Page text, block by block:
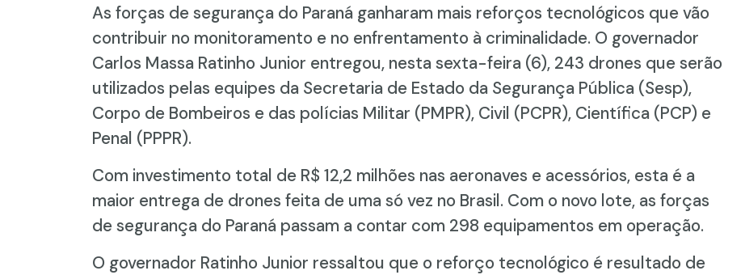
As forças de segurança do Paraná ganharam mais reforços tecnológicos que vão
contribuir no monitoramento e no enfrentamento à criminalidade. O governador
Carlos Massa Ratinho Junior entregou, nesta sexta-feira (6), 243 drones que serão
utilizados pelas equipes da Secretaria de Estado da Segurança Pública (Sesp),
Corpo de Bombeiros e das polícias Militar (PMPR), Civil (PCPR), Científica (PCP) e
Penal (PPPR).
Com investimento total de R$ 12,2 milhões nas aeronaves e acessórios, esta é a
maior entrega de drones feita de uma só vez no Brasil. Com o novo lote, as forças
de segurança do Paraná passam a contar com 298 equipamentos em operação.
O governador Ratinho Junior ressaltou que o reforço tecnológico é resultado de